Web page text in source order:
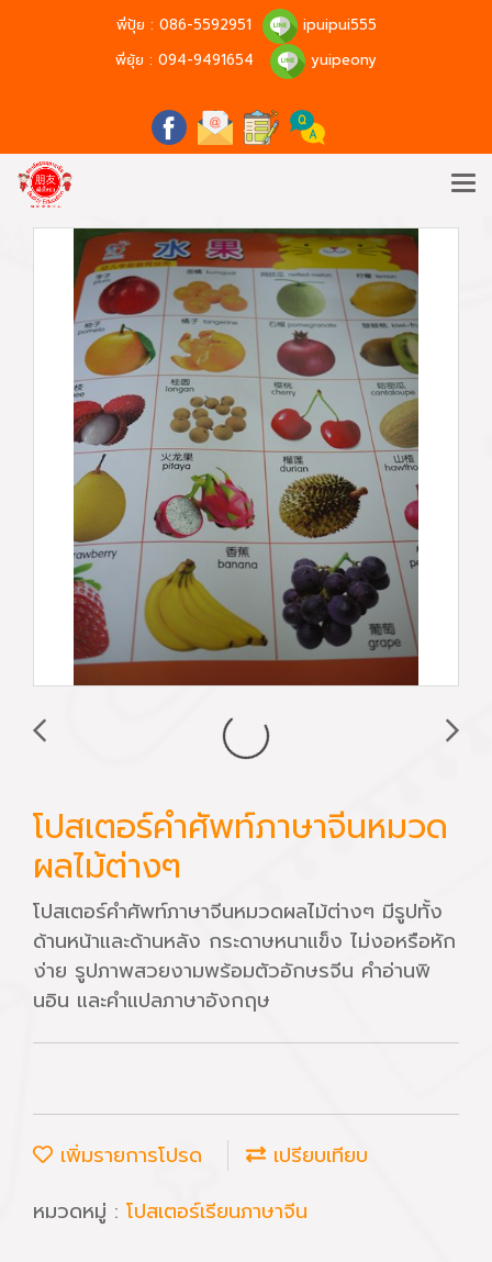
พี่ปุ้ย : 086-5592951
ipuipui555
พี่ยุ้ย : 094-9491654 yuipeony
โปสเตอร์คำศัพท์ภาษาจีนหมวด
ผลไม้ต่างๆ
โปสเตอร์คำศัพท์ภาษาจีนหมวดผลไม้ต่างๆ มีรูปทั้ง
ด้านหน้าและด้านหลัง กระดาษหนาแข็ง ไม่งอหรือหัก
ง่าย รูปภาพสวยงามพร้อมตัวอักษรจีน คำอ่านพิ
นอิน และคำแปลภาษาอังกฤษ
เพิ่มรายการโปรด
เปรียบเทียบ
หมวดหมู่ : โปสเตอร์เรียนภาษาจีน